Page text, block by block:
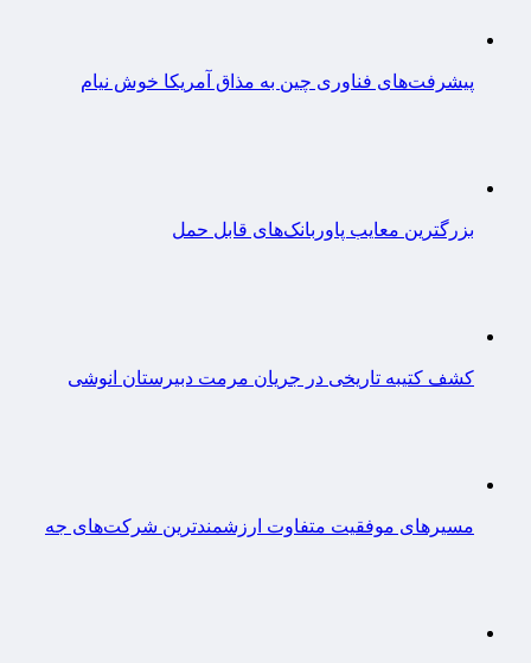
پیشرفت‌های فناوری چین به مذاق آمریکا خوش نیام
بزرگترین معایب پاوربانک‌های قابل حمل
کشف کتیبه تاریخی در جریان مرمت دبیرستان انوشی
مسیرهای موفقیت متفاوت ارزشمندترین شرکت‌های جه